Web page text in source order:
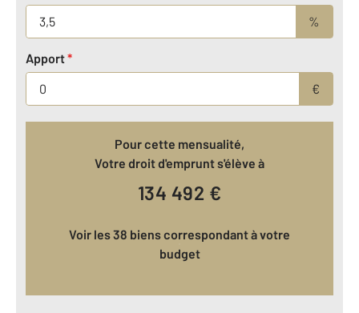
%
Apport*
€
Pour cette mensualité,
Votre droit d'emprunt s'élève à
134 492 €
Voir les 38 biens correspondant à votre
budget